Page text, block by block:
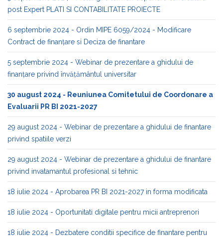
post Expert PLATI SI CONTABILITATE PROIECTE
6 septembrie 2024 - Ordin MIPE 6059/2024 - Modificare
Contract de finanţare si Deciza de finantare
5 septembrie 2024 - Webinar de prezentare a ghidului de
finanțare privind învățământul universitar
30 august 2024 - Reuniunea Comitetului de Coordonare a
Evaluarii PR BI 2021-2027
29 august 2024 - Webinar de prezentare a ghidului de finantare
privind spatiile verzi
29 august 2024 - Webinar de prezentare a ghidului de finantare
privind invatamantul profesional si tehnic
18 iulie 2024 - Aprobarea PR BI 2021-2027 in forma modificata
18 iulie 2024 - Oportunitati digitale pentru micii antreprenori
18 iulie 2024 - Dezbatere conditii specifice de finantare pentru